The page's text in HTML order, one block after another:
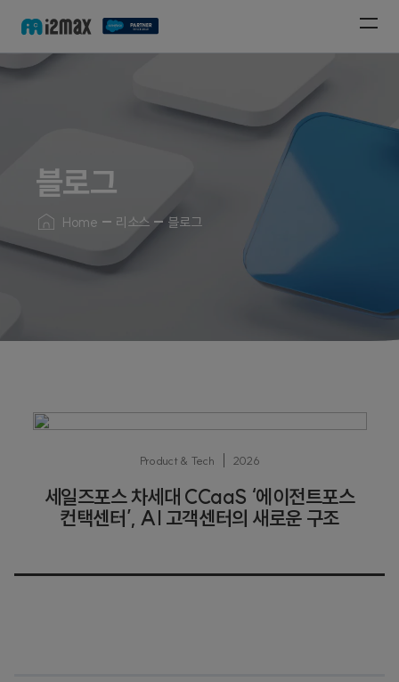
블로그
Home 리소스 블로그
Product & Tech 2026
세일즈포스 차세대 CCaaS ‘에이전트포스
컨택센터’, AI 고객센터의 새로운 구조